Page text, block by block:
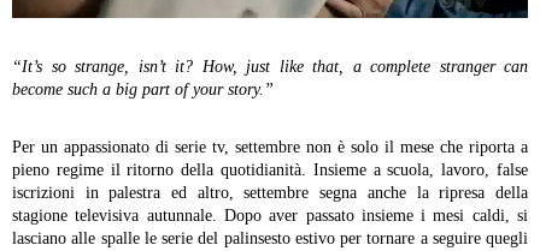
“It’s so strange, isn’t it? How, just like that, a complete stranger can
become such a big part of your story.”
Per un appassionato di serie tv, settembre non è solo il mese che riporta a
pieno regime il ritorno della quotidianità. Insieme a scuola, lavoro, false
iscrizioni in palestra ed altro, settembre segna anche la ripresa della
stagione televisiva autunnale. Dopo aver passato insieme i mesi caldi, si
lasciano alle spalle le serie del palinsesto estivo per tornare a seguire quegli